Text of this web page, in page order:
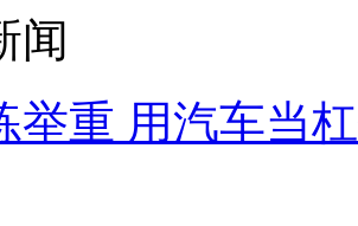
闻
举重 用汽车当